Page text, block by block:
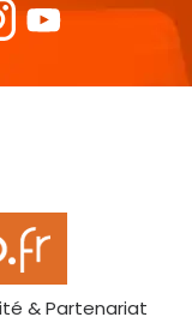
& Partenariat